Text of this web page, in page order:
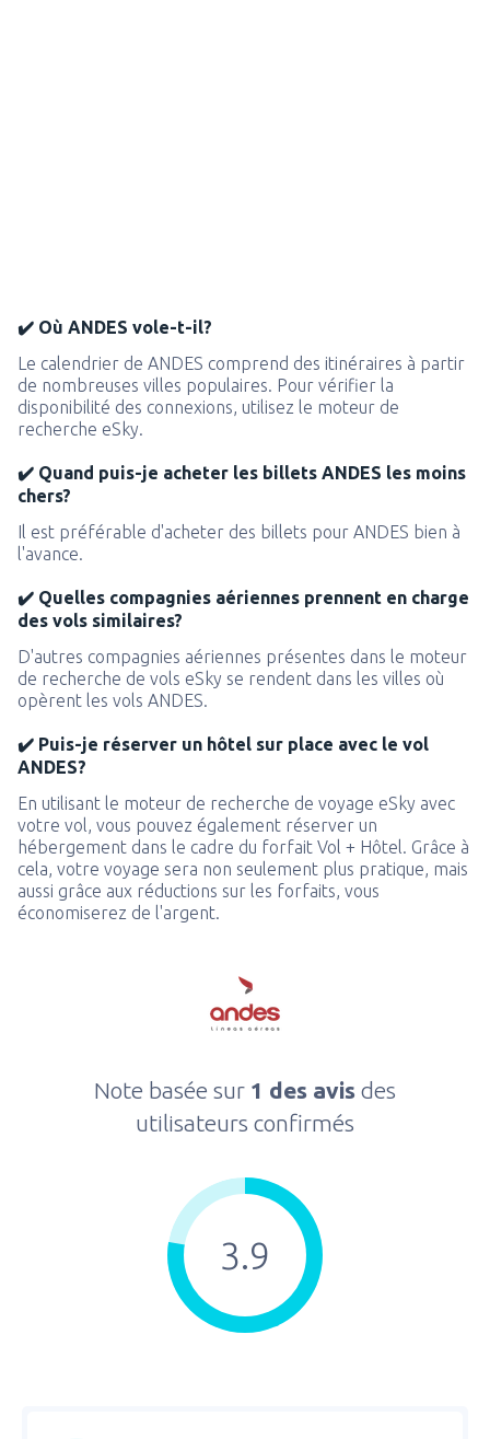
✔️ Où ANDES vole-t-il?
Le calendrier de ANDES comprend des itinéraires à partir
de nombreuses villes populaires. Pour vérifier la
disponibilité des connexions, utilisez le moteur de
recherche eSky.
✔️ Quand puis-je acheter les billets ANDES les moins
chers?
Il est préférable d'acheter des billets pour ANDES bien à
l'avance.
✔️ Quelles compagnies aériennes prennent en charge
des vols similaires?
D'autres compagnies aériennes présentes dans le moteur
de recherche de vols eSky se rendent dans les villes où
opèrent les vols ANDES.
✔️ Puis-je réserver un hôtel sur place avec le vol
ANDES?
En utilisant le moteur de recherche de voyage eSky avec
votre vol, vous pouvez également réserver un
hébergement dans le cadre du forfait Vol + Hôtel. Grâce à
cela, votre voyage sera non seulement plus pratique, mais
aussi grâce aux réductions sur les forfaits, vous
économiserez de l'argent.
Note basée sur 1 des avis des
utilisateurs confirmés
3.9